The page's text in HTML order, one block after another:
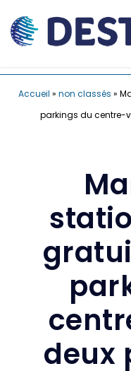
Accueil » non classés »
parkings du centre-
deux